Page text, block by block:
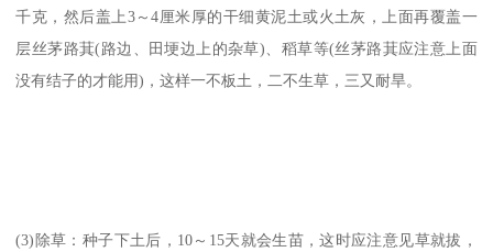
千克，然后盖上3～4厘米厚的干细黄泥土或火土灰，上面再覆盖一
层丝茅路萁(路边、田埂边上的杂草)、稻草等(丝茅路萁应注意上面
没有结子的才能用)，这样一不板土，二不生草，三又耐旱。
(3)除草：种子下土后，10～15天就会生苗，这时应注意见草就拔，